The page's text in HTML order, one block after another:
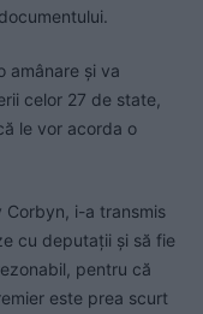
amânare și va
celor 27 de state,
le vor acorda o
Corbyn, i-a transmis
cu deputații și să fie
pentru că
este prea scurt